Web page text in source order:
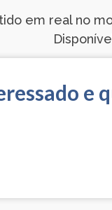
em real no
e